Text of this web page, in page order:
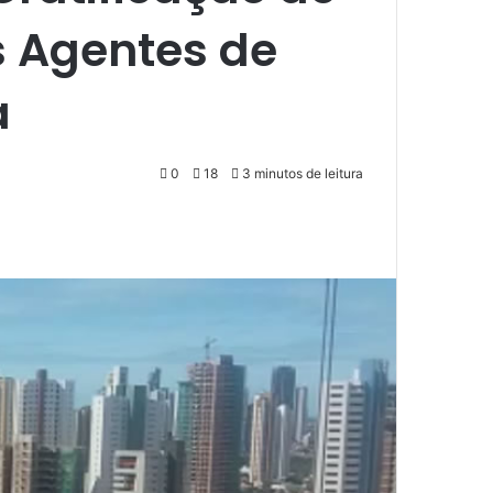
Agentes de
0 18 3 minutos de leitura